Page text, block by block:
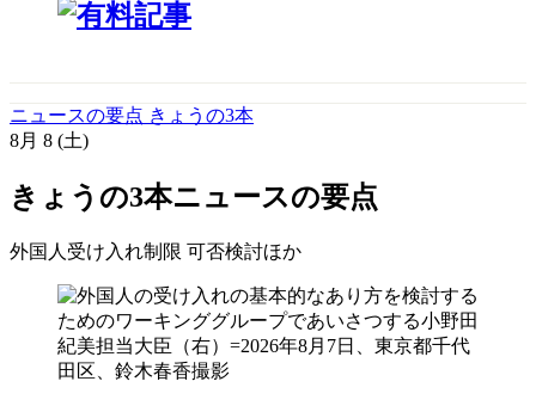
ニュースの要点 きょうの3本
8月 8 (土)
きょうの3本ニュースの要点
外国人受け入れ制限 可否検討ほか